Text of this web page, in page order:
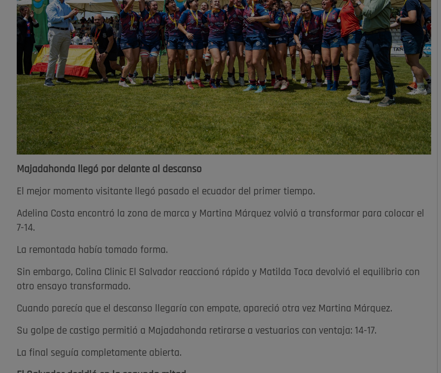
Majadahonda llegó por delante al descanso
El mejor momento visitante llegó pasado el ecuador del primer tiempo.
Adelina Costa encontró la zona de marca y Martina Márquez volvió a transformar para colocar el
7-14.
La remontada había tomado forma.
Sin embargo, Colina Clinic El Salvador reaccionó rápido y Matilda Toca devolvió el equilibrio con
otro ensayo transformado.
Cuando parecía que el descanso llegaría con empate, apareció otra vez Martina Márquez.
Su golpe de castigo permitió a Majadahonda retirarse a vestuarios con ventaja: 14-17.
La final seguía completamente abierta.